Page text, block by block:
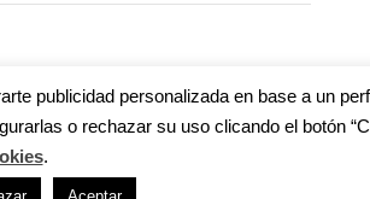
publicidad personalizada en base a un
o rechazar su uso clicando el botón
.